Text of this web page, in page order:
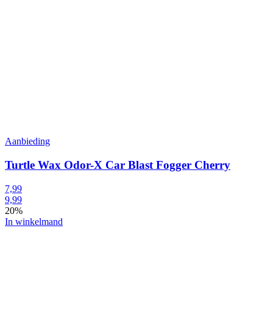
Aanbieding
Turtle Wax Odor-X Car Blast Fogger Cherry
7,99
9,99
20%
In winkelmand